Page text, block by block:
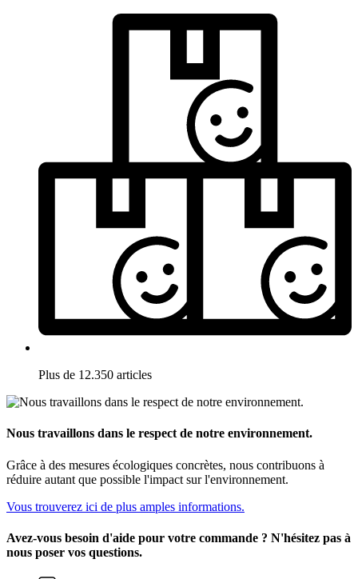
Plus de 12.350 articles
Nous travaillons dans le respect de notre environnement.
Grâce à des mesures écologiques concrètes, nous contribuons à
réduire autant que possible l'impact sur l'environnement.
Vous trouverez ici de plus amples informations.
Avez-vous besoin d'aide pour votre commande ? N'hésitez pas à
nous poser vos questions.